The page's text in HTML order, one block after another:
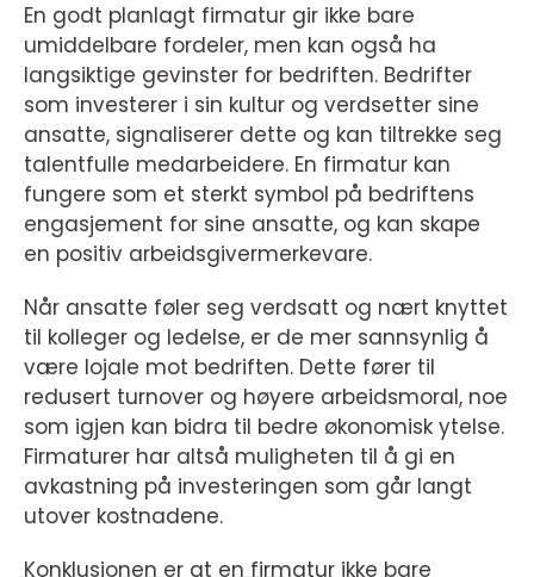
En godt planlagt firmatur gir ikke bare
umiddelbare fordeler, men kan også ha
langsiktige gevinster for bedriften. Bedrifter
som investerer i sin kultur og verdsetter sine
ansatte, signaliserer dette og kan tiltrekke seg
talentfulle medarbeidere. En firmatur kan
fungere som et sterkt symbol på bedriftens
engasjement for sine ansatte, og kan skape
en positiv arbeidsgivermerkevare.
Når ansatte føler seg verdsatt og nært knyttet
til kolleger og ledelse, er de mer sannsynlig å
være lojale mot bedriften. Dette fører til
redusert turnover og høyere arbeidsmoral, noe
som igjen kan bidra til bedre økonomisk ytelse.
Firmaturer har altså muligheten til å gi en
avkastning på investeringen som går langt
utover kostnadene.
Konklusjonen er at en firmatur ikke bare